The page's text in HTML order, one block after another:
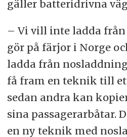
gäller batteridrivna
– Vi vill inte ladda
gör på färjor i Norge
ladda från
få fram en teknik till
sedan andra kan
sina passagerarbåtar.
en ny teknik med